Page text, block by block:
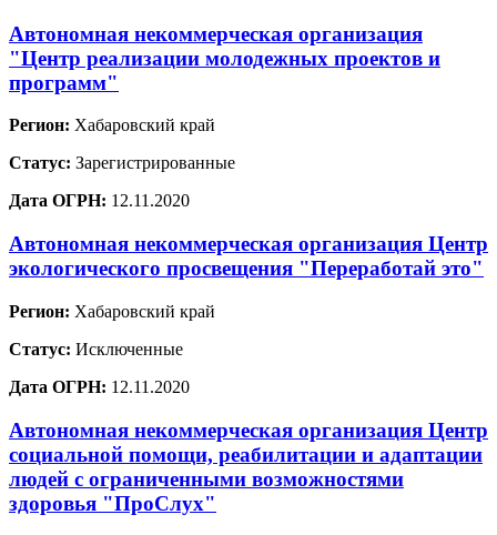
Автономная некоммерческая организация
"Центр реализации молодежных проектов и
программ"
Регион: Хабаровский край
Статус: Зарегистрированные
Дата ОГРН: 12.11.2020
Автономная некоммерческая организация Центр
экологического просвещения "Переработай это"
Регион: Хабаровский край
Статус: Исключенные
Дата ОГРН: 12.11.2020
Автономная некоммерческая организация Центр
социальной помощи, реабилитации и адаптации
людей с ограниченными возможностями
здоровья "ПроСлух"